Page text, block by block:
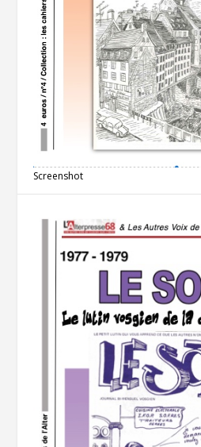
Screenshot